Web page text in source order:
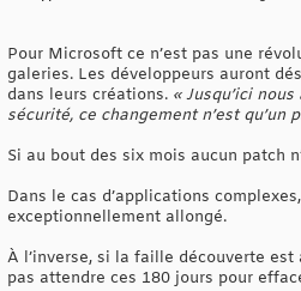
Pour Microsoft ce n’est pas une
galeries. Les développeurs auront
dans leurs créations. « Jusqu’ici
sécurité, ce changement n’est
Si au bout des six mois aucun patch
Dans le cas d’applications
exceptionnellement allongé.
À l’inverse, si la faille découverte
pas attendre ces 180 jours pour